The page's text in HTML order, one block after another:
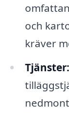
och
kräver
Tjänster: